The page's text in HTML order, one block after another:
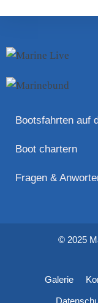
Bootsfahrten auf
Boot chartern
Fragen &
© 2025
Galerie